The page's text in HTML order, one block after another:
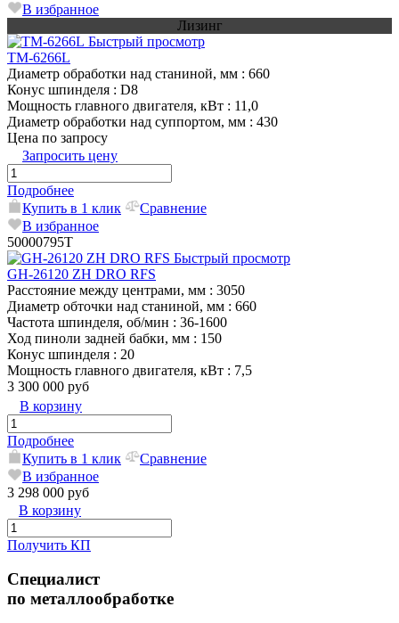
В избранное
Лизинг
Быстрый просмотр
TM-6266L
Диаметр обработки над станиной, мм : 660
Конус шпинделя : D8
Мощность главного двигателя, кВт : 11,0
Диаметр обработки над суппортом, мм : 430
Цена по запросу
Запросить цену
Подробнее
Купить в 1 клик
Сравнение
В избранное
50000795T
Быстрый просмотр
GH-26120 ZH DRO RFS
Расстояние между центрами, мм : 3050
Диаметр обточки над станиной, мм : 660
Частота шпинделя, об/мин : 36-1600
Ход пиноли задней бабки, мм : 150
Конус шпинделя : 20
Мощность главного двигателя, кВт : 7,5
3 300 000 руб
В корзину
Подробнее
Купить в 1 клик
Сравнение
В избранное
3 298 000 руб
В корзину
Получить КП
Специалист
по металлообработке